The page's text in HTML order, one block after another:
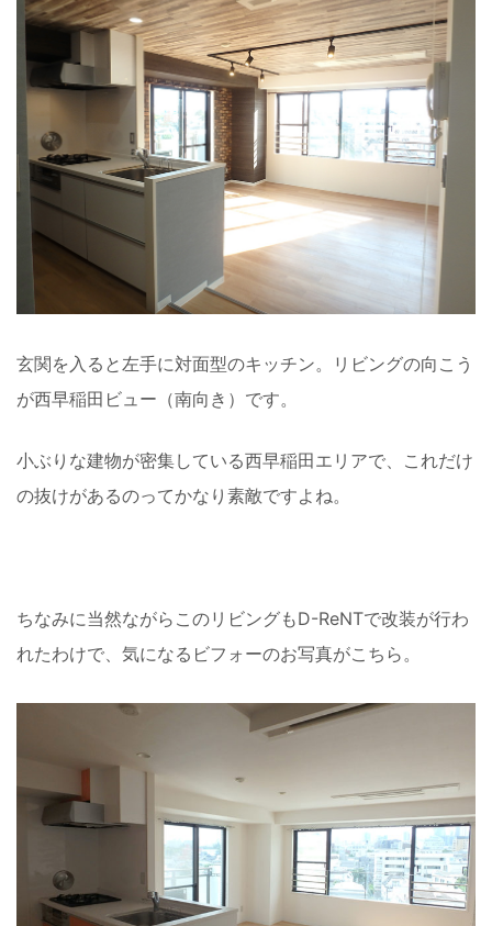
玄関を入ると左手に対面型のキッチン。リビングの向こう
が西早稲田ビュー（南向き）です。
小ぶりな建物が密集している西早稲田エリアで、これだけ
の抜けがあるのってかなり素敵ですよね。
ちなみに当然ながらこのリビングもD-ReNTで改装が行わ
れたわけで、気になるビフォーのお写真がこちら。